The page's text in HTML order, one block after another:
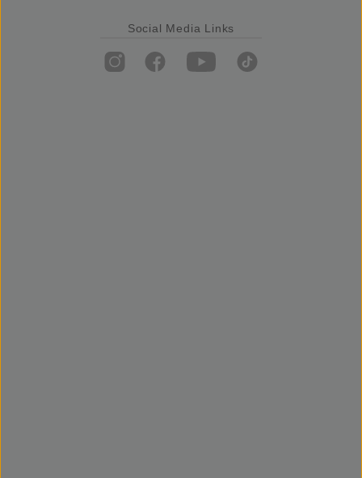
Social Media Links